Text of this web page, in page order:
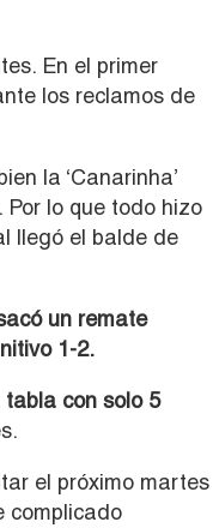
En el primer
los reclamos de
la ‘Canarinha’
Por lo que todo hizo
llegó el balde de
un remate
1-2.
con solo 5
el próximo martes
complicado